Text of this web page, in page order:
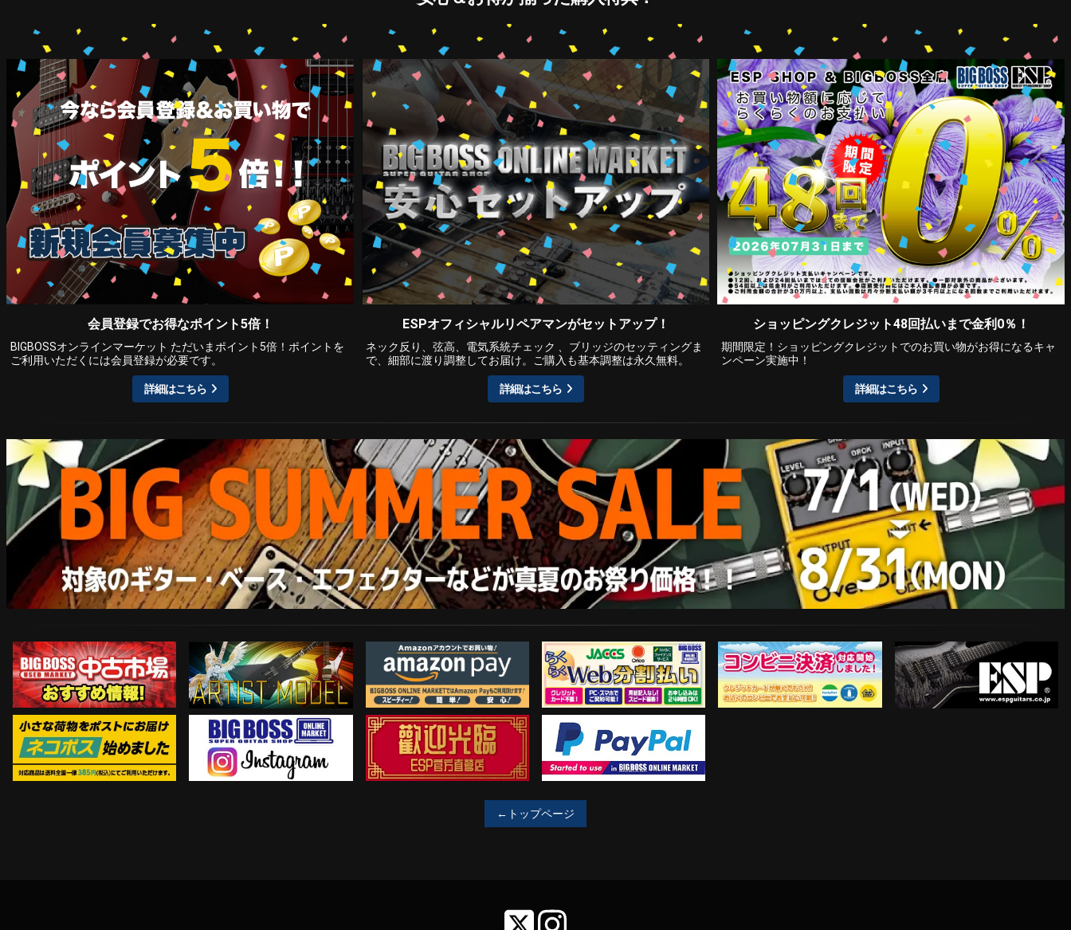
会員登録でお得なポイント5倍！
BIGBOSSオンラインマーケット ただいまポイント5倍！ポイントを
ご利用いただくには会員登録が必要です。
詳細はこちら
ESPオフィシャルリペアマンがセットアップ！
ネック反り、弦高、電気系統チェック 、ブリッジのセッティングま
で、細部に渡り調整してお届け。ご購入も基本調整は永久無料。
詳細はこちら
ショッピングクレジット48回払いまで金利0％！
期間限定！ショッピングクレジットでのお買い物がお得になるキャ
ンペーン実施中！
詳細はこちら
中古市場おすすめ情報!! ARTIST MODEL Amazon Pay らくらくWeb分割払い コンビニ決済対応開始！ ESP Guitars
ネコポス対象商品はコチラ Instagram 歓迎工臨 PayPal決済がご利用可能！
←トップページ